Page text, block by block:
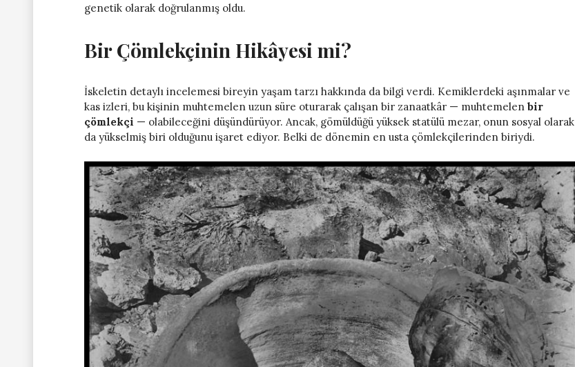
genetik olarak doğrulanmış oldu.
Bir Çömlekçinin Hikâyesi mi?
İskeletin detaylı incelemesi bireyin yaşam tarzı hakkında da bilgi verdi. Kemiklerdeki aşınmalar ve
kas izleri, bu kişinin muhtemelen uzun süre oturarak çalışan bir zanaatkâr — muhtemelen bir
çömlekçi — olabileceğini düşündürüyor. Ancak, gömüldüğü yüksek statülü mezar, onun sosyal olarak
da yükselmiş biri olduğunu işaret ediyor. Belki de dönemin en usta çömlekçilerinden biriydi.